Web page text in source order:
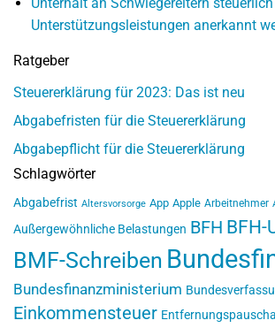
Unterstützungsleistungen anerkannt
Ratgeber
Steuererklärung für 2023: Das ist neu
Abgabefristen für die Steuererklärung
Abgabepflicht für die Steuererklärung
Schlagwörter
Abgabefrist Altersvorsorge App Apple Arbeitnehmer
Außergewöhnliche Belastungen BFH BFH-
BMF-Schreiben
Bundesfinanzministerium
Einkommensteuer